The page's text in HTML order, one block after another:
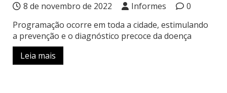
8 de novembro de 2022 Informes
0
Programação ocorre em toda a cidade, estimulando
a prevenção e o diagnóstico precoce da doença
Leia mais